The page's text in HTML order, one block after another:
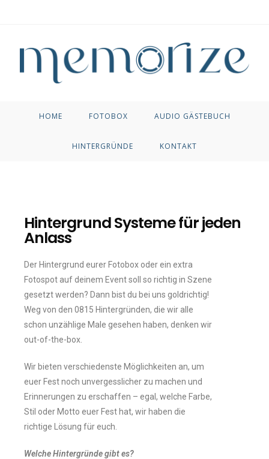
HOME FOTOBOX AUDIO GÄSTEBUCH
HINTERGRÜNDE KONTAKT
Hintergrund Systeme für jeden
Anlass
Der Hintergrund eurer Fotobox oder ein extra
Fotospot auf deinem Event soll so richtig in Szene
gesetzt werden? Dann bist du bei uns goldrichtig!
Weg von den 0815 Hintergründen, die wir alle
schon unzählige Male gesehen haben, denken wir
out-of-the-box.
Wir bieten verschiedenste Möglichkeiten an, um
euer Fest noch unvergesslicher zu machen und
Erinnerungen zu erschaffen – egal, welche Farbe,
Stil oder Motto euer Fest hat, wir haben die
richtige Lösung für euch.
Welche Hintergründe gibt es?